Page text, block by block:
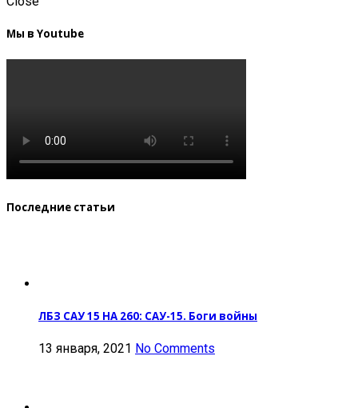
Мы в Youtube
Последние статьи
ЛБЗ САУ 15 НА 260: САУ-15. Боги войны
13 января, 2021 No Comments